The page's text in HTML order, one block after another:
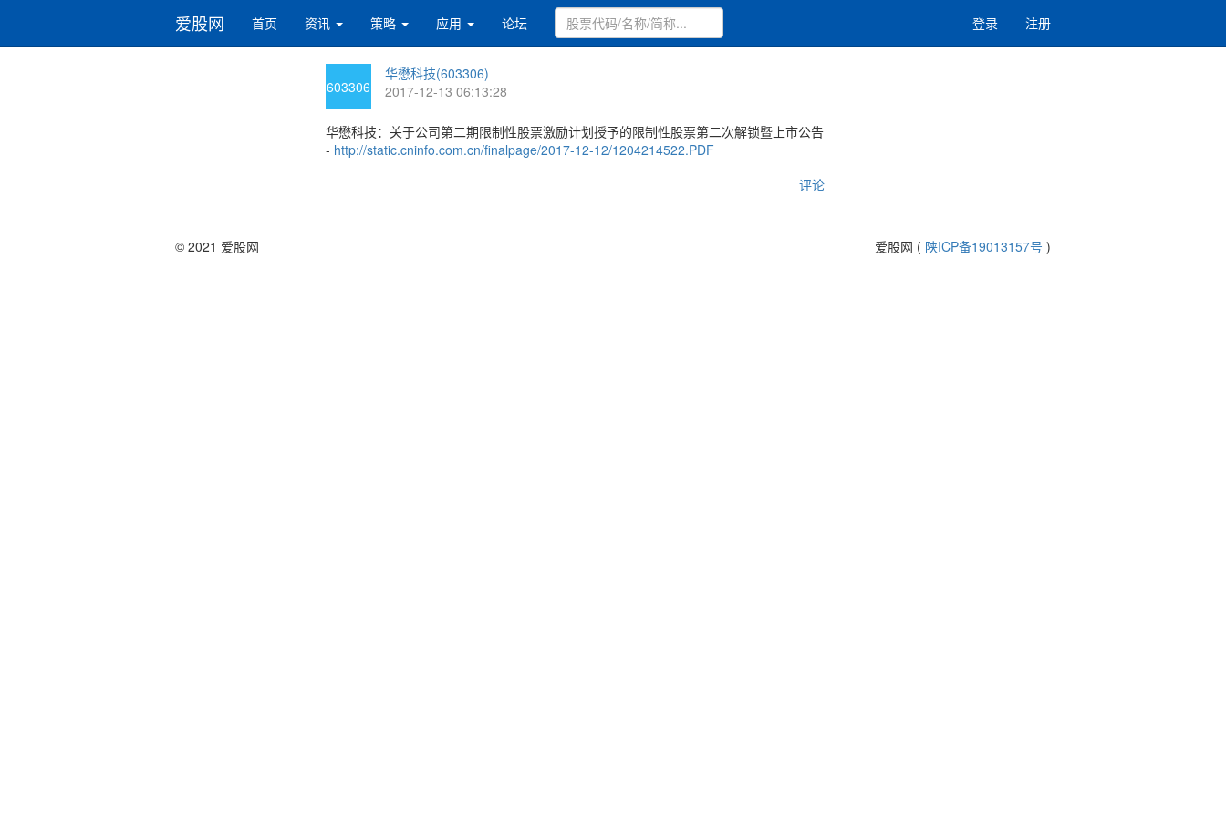
爱股网 首页 资讯 策略 应用 论坛 登录 注册
603306
华懋科技(603306)
2017-12-13 06:13:28
华懋科技：关于公司第二期限制性股票激励计划授予的限制性股票第二次解锁暨上市公告
- http://static.cninfo.com.cn/finalpage/2017-12-12/1204214522.PDF
评论
© 2021 爱股网 爱股网 ( 陕ICP备19013157号 )